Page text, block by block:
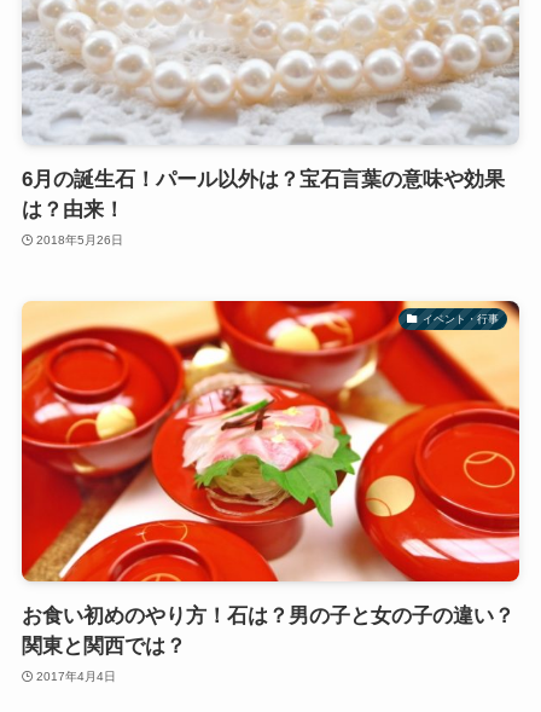
6月の誕生石！パール以外は？宝石言葉の意味や効果
は？由来！
2018年5月26日
イベント・行事
お食い初めのやり方！石は？男の子と女の子の違い？
関東と関西では？
2017年4月4日